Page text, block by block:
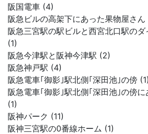
阪国電車 (4)
阪急ビルの高架下にあった果物屋さん
阪急三宮駅の駅ビルと西宮北口駅の
(1)
阪急今津駅と阪神今津駅 (2)
阪急神戸駅 (4)
阪急電車｢御影｣駅北側｢深田池｣の傍 (1)
阪急電車｢御影｣駅北側｢深田池｣の傍
(1)
阪神パーク (11)
阪神三宮駅の0番線ホーム (1)